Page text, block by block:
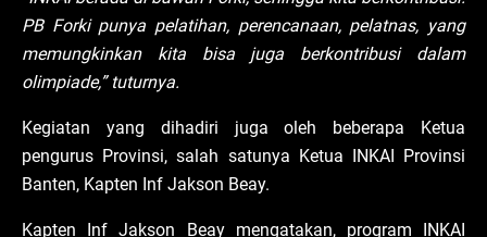
PB Forki punya pelatihan, perencanaan, pelatnas, yang
memungkinkan kita bisa juga berkontribusi dalam
olimpiade,” tuturnya.
Kegiatan yang dihadiri juga oleh beberapa Ketua
pengurus Provinsi, salah satunya Ketua INKAI Provinsi
Banten, Kapten Inf Jakson Beay.
Kapten Inf Jakson Beay mengatakan, program INKAI